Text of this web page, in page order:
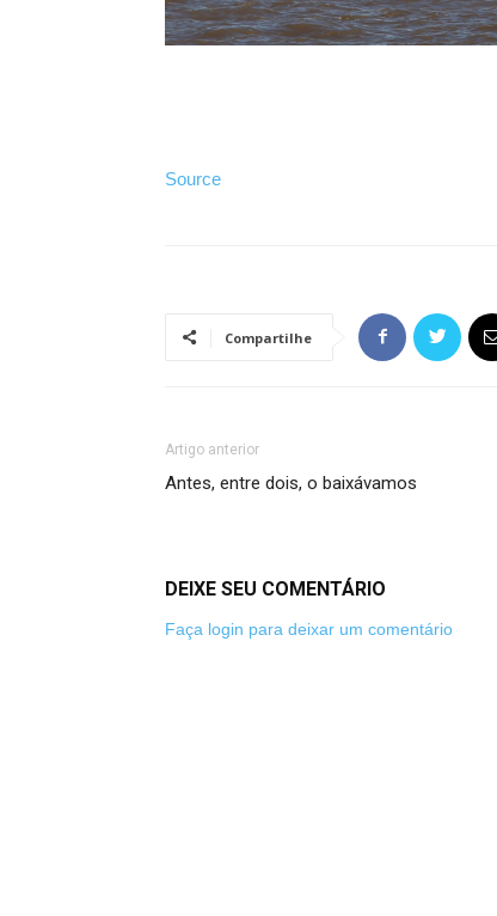
Source
Compartilhe
Artigo anterior
Antes, entre dois, o baixávamos
DEIXE SEU COMENTÁRIO
Faça login para deixar um comentário